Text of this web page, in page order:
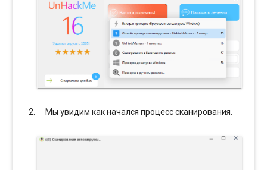
Мы увидим как начался процесс сканирования.